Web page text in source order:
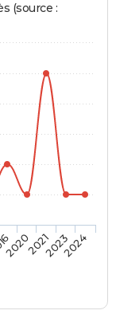
(source :
2020202120232024